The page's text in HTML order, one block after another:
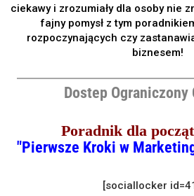
ciekawy i zrozumiały dla osoby nie
fajny pomysł z tym
rozpoczynających czy
biznesem!
Dostep Ograniczony
Poradnik dla
"Pierwsze Kroki w
[sociallocker